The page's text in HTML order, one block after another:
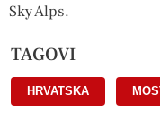
Sky Alps.
TAGOVI
HRVATSKA